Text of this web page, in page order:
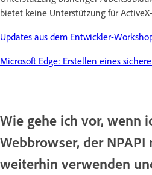
bietet keine Unterstützung für
Updates aus dem Entwickler-
Microsoft Edge: Erstellen eines
Wie gehe ich vor, wenn
Webbrowser, der
weiterhin verwenden